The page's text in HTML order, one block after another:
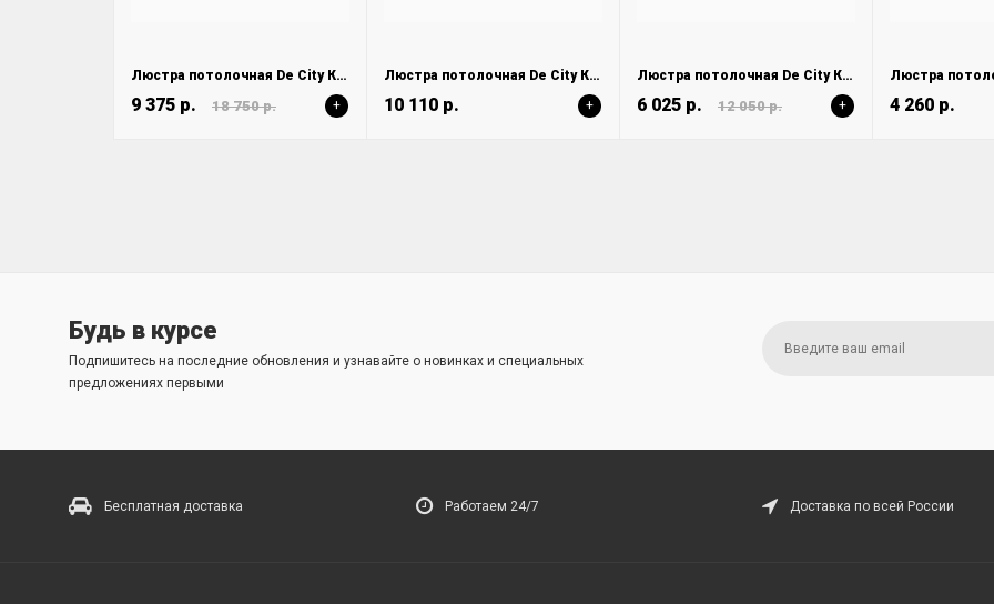
Люстра потолочная De City Клэр 463012307
9 375 р. 18 750 р. +
Люстра потолочная De City Клэр 463012505
10 110 р. +
Люстра потолочная De City Клэр 463012105
6 025 р. 12 050 р. + 4 260 р.
Будь в курсе
Подпишитесь на последние обновления и узнавайте о новинках и специальных
предложениях первыми
Бесплатная доставка Работаем 24/7 Доставка по всей России